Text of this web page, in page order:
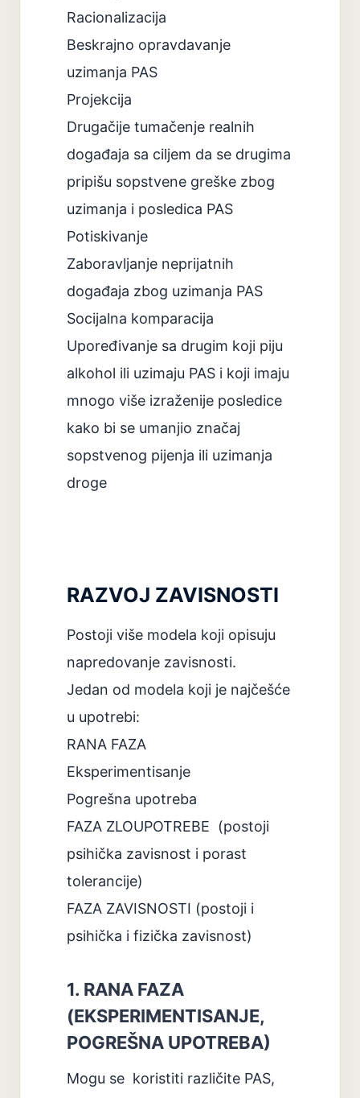
Racionalizacija
Beskrajno opravdavanje
uzimanja PAS
Projekcija
Drugačije tumačenje realnih
događaja sa ciljem da se drugima
pripišu sopstvene greške zbog
uzimanja i posledica PAS
Potiskivanje
Zaboravljanje neprijatnih
događaja zbog uzimanja PAS
Socijalna komparacija
Upoređivanje sa drugim koji piju
alkohol ili uzimaju PAS i koji imaju
mnogo više izraženije posledice
kako bi se umanjio značaj
sopstvenog pijenja ili uzimanja
droge
RAZVOJ ZAVISNOSTI
Postoji više modela koji opisuju
napredovanje zavisnosti.
Jedan od modela koji je najčešće
u upotrebi:
RANA FAZA
Eksperimentisanje
Pogrešna upotreba
FAZA ZLOUPOTREBE
(postoji
psihička zavisnost i porast
tolerancije)
FAZA ZAVISNOSTI (postoji i
psihička i fizička zavisnost)
1. RANA FAZA
(EKSPERIMENTISANJE,
POGREŠNA UPOTREBA)
Mogu se koristiti različite PAS,